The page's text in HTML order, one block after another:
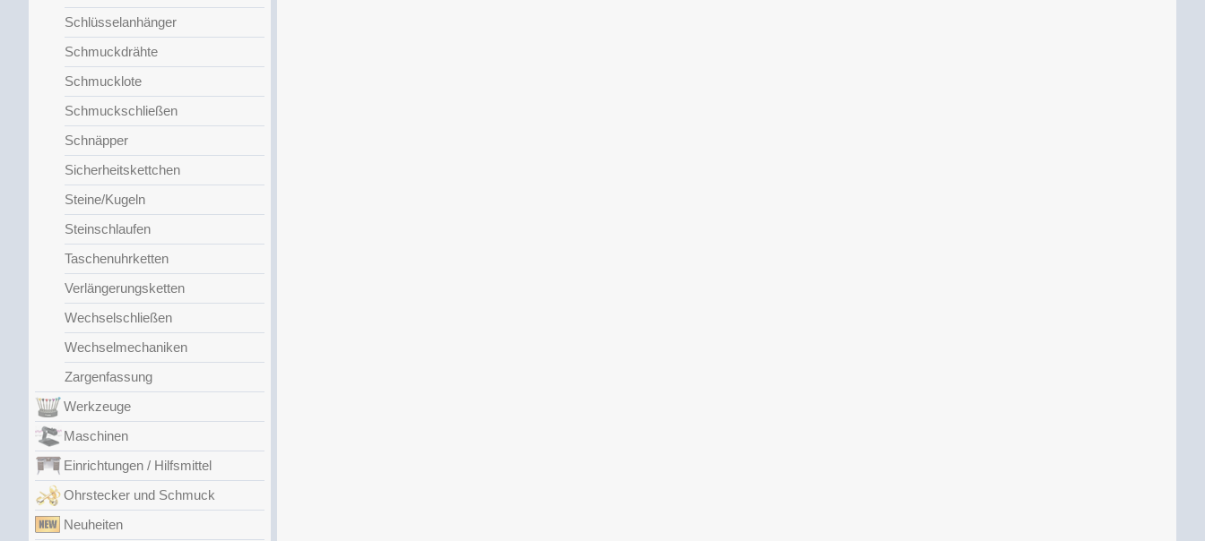
Schlüsselanhänger
Schmuckdrähte
Schmucklote
Schmuckschließen
Schnäpper
Sicherheitskettchen
Steine/Kugeln
Steinschlaufen
Taschenuhrketten
Verlängerungsketten
Wechselschließen
Wechselmechaniken
Zargenfassung
Werkzeuge
Maschinen
Einrichtungen / Hilfsmittel
Ohrstecker und Schmuck
Neuheiten